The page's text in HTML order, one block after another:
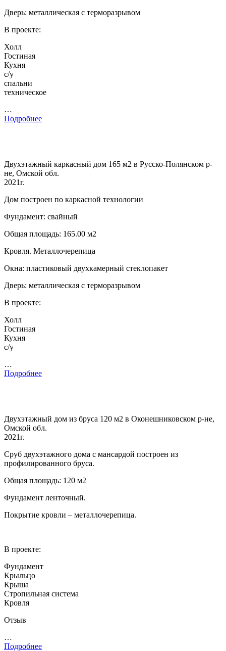
Дверь: металлическая с терморазрывом
В проекте:
Холл
Гостиная
Кухня
с/у
спальни
техническое
…
Подробнее
Двухэтажный каркасный дом 165 м2 в Русско-Полянском р-
не, Омской обл.
2021г.
Дом построен по каркасной технологии
Фундамент: свайный
Общая площадь: 165.00 м2
Кровля. Металлочерепица
Окна: пластиковый двухкамерный стеклопакет
Дверь: металлическая с терморазрывом
В проекте:
Холл
Гостиная
Кухня
с/у
…
Подробнее
Двухэтажный дом из бруса 120 м2 в Оконешниковском р-не,
Омской обл.
2021г.
Сруб двухэтажного дома с мансардой построен из
профилированного бруса.
Общая площадь: 120 м2
Фундамент ленточный.
Покрытие кровли – металлочерепица.
В проекте:
Фундамент
Крыльцо
Крыша
Стропильная система
Кровля
Отзыв
…
Подробнее